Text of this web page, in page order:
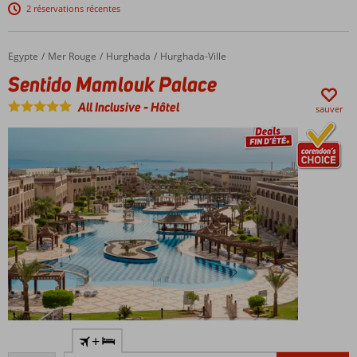
Chambres
spacieuses
composées
Beaucoup
de choix de
2 réservations récentes
Accueil
Egypte Mer Rouge Hurghada Hurghada-Ville
Sentido Mamlouk Palace
Sentido Mamlouk Palace
All Inclusive-Hôtel sauver
Magnifique
+